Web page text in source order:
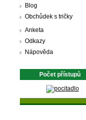
Blog
Obchůdek s tričky
Anketa
Odkazy
Nápověda
Počet přístupů